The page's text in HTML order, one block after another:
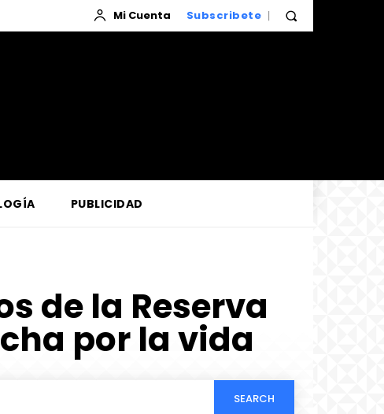
Mi Cuenta Subscribete
PUBLICIDAD
de la Reserva
por la vida
SEARCH